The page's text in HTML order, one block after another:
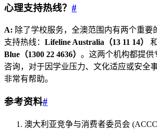
心理支持热线？ #
A: 除了学校服务，全澳范围内有两个重要
支持热线： Lifeline Australia（13 11 14） 和
Blue（1300 22 4636） 。这两个机构都提供
咨询，对于因学业压力、文化适应或安全
非常有帮助。
参考资料#
澳大利亚竞争与消费者委员会